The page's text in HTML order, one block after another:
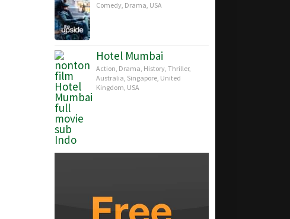
Comedy, Drama, USA
Hotel Mumbai
Action, Drama, History, Thriller,
Australia, Singapore, United
Kingdom, USA